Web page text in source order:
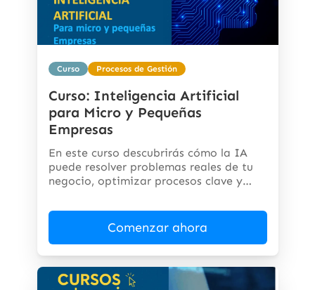
Curso Procesos de Gestión
Curso: Inteligencia Artificial
para Micro y Pequeñas
Empresas
En este curso descubrirás cómo la IA
puede resolver problemas reales de tu
negocio, optimizar procesos clave y
Comenzar ahora